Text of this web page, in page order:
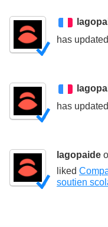
has updated
has updated
lagopaide
liked
soutien